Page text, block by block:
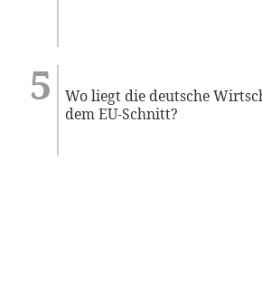
Wo liegt die deutsche
dem EU-Schnitt?